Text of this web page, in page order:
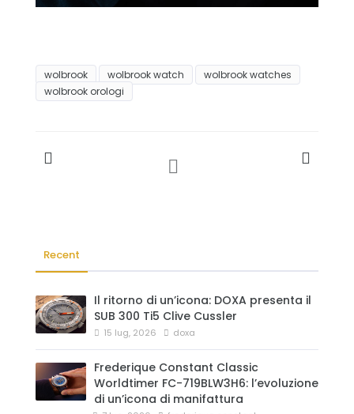
wolbrook wolbrook watch
wolbrook watches
wolbrook orologi
Recent
Il ritorno di un’icona: DOXA presenta il
SUB 300 Ti5 Clive Cussler
15 lug, 2026 doxa
Frederique Constant Classic
Worldtimer FC-719BLW3H6: l’evoluzione
di un’icona di manifattura